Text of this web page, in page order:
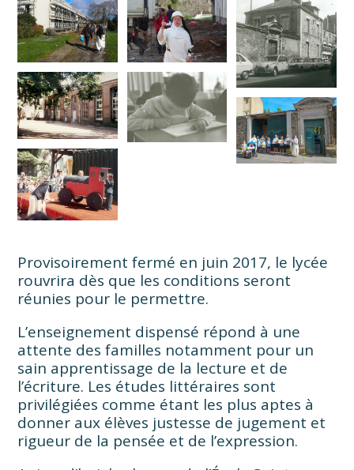
Provisoirement fermé en juin 2017, le lycée
rouvrira dès que les conditions seront
réunies pour le permettre.
L’enseignement dispensé répond à une
attente des familles notamment pour un
sain apprentissage de la lecture et de
l’écriture. Les études littéraires sont
privilégiées comme étant les plus aptes à
donner aux élèves justesse de jugement et
rigueur de la pensée et de l’expression.